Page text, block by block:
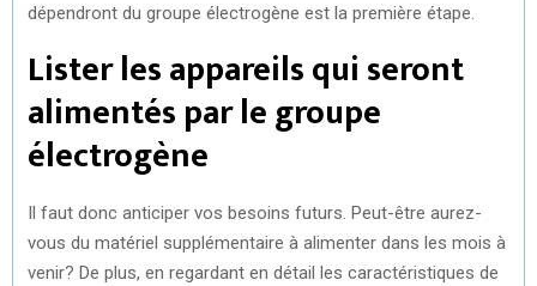
dépendront du groupe électrogène est la première étape.
Lister les appareils qui seront
alimentés par le groupe
électrogène
Il faut donc anticiper vos besoins futurs. Peut-être aurez-
vous du matériel supplémentaire à alimenter dans les mois à
venir? De plus, en regardant en détail les caractéristiques de